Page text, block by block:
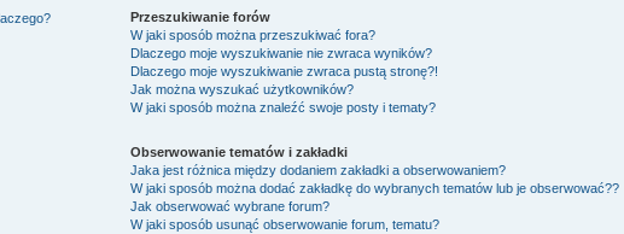
Przeszukiwanie forów
W jaki sposób można przeszukiwać fora?
Dlaczego moje wyszukiwanie nie zwraca wyników?
Dlaczego moje wyszukiwanie zwraca pustą stronę?!
Jak można wyszukać użytkowników?
W jaki sposób można znaleźć swoje posty i tematy?
Obserwowanie tematów i zakładki
Jaka jest różnica między dodaniem zakładki a obserwowaniem?
W jaki sposób można dodać zakładkę do wybranych tematów lub je obserwować??
Jak obserwować wybrane forum?
W jaki sposób usunąć obserwowanie forum, tematu?